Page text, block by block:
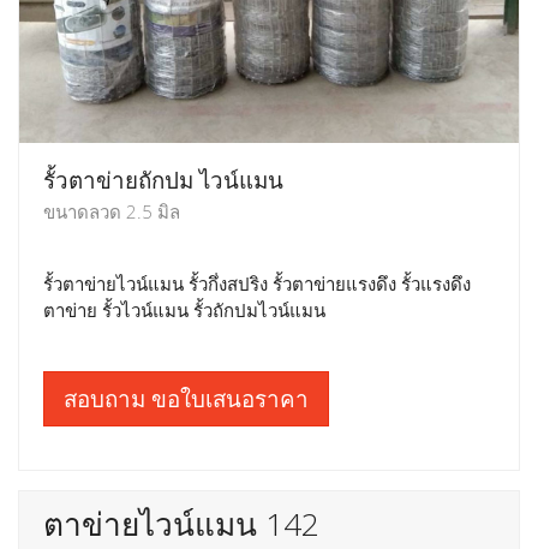
รั้วตาข่ายถักปม ไวน์แมน
ขนาดลวด 2.5 มิล
รั้วตาข่ายไวน์แมน รั้วกึ่งสปริง รั้วตาข่ายแรงดึง รั้วแรงดึง
ตาข่าย รั้วไวน์แมน รั้วถักปมไวน์แมน
สอบถาม ขอใบเสนอราคา
ตาข่ายไวน์แมน 142